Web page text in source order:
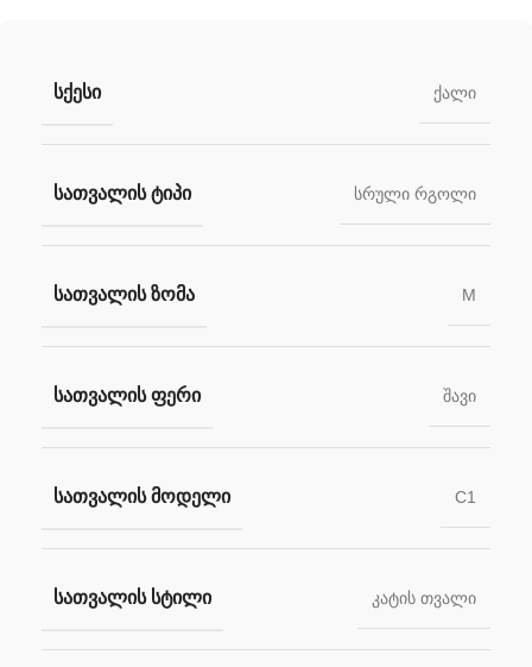
ᲡᲥᲔᲡᲘ ქალი
ᲡᲐᲗᲕᲐᲚᲘᲡ ᲢᲘᲞᲘ სრული რგოლი
ᲡᲐᲗᲕᲐᲚᲘᲡ ᲖᲝᲛᲐ M
ᲡᲐᲗᲕᲐᲚᲘᲡ ᲤᲔᲠᲘ შავი
ᲡᲐᲗᲕᲐᲚᲘᲡ ᲛᲝᲓᲔᲚᲘ C1
ᲡᲐᲗᲕᲐᲚᲘᲡ ᲡᲢᲘᲚᲘ კატის თვალი